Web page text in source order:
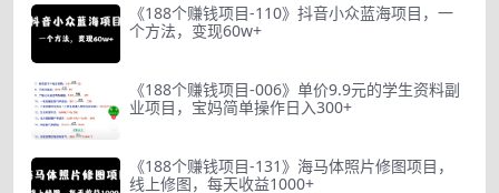
《188个赚钱项目-110》抖音小众蓝海项目，一
个方法，变现60w+
《188个赚钱项目-006》单价9.9元的学生资料副
业项目，宝妈简单操作日入300+
《188个赚钱项目-131》海马体照片修图项目，
线上修图，每天收益1000+